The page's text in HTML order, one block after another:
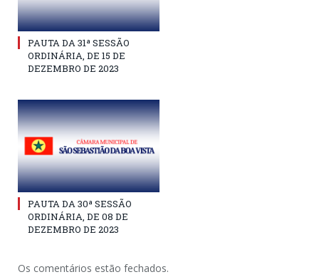
PAUTA DA 31ª SESSÃO
ORDINÁRIA, DE 15 DE
DEZEMBRO DE 2023
PAUTA DA 30ª SESSÃO
ORDINÁRIA, DE 08 DE
DEZEMBRO DE 2023
Os comentários estão fechados.